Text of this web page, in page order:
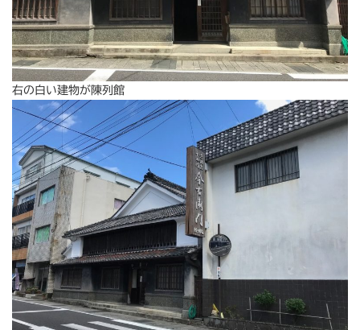
右の白い建物が陳列館